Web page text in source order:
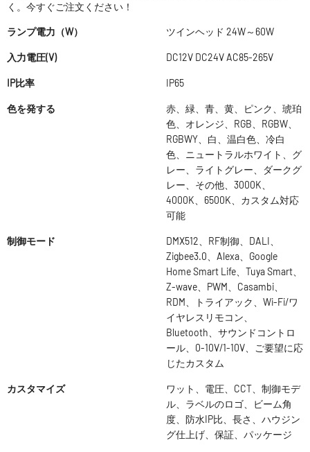
く。今すぐご注文ください！
ランプ電力（W） ツインヘッド 24W～60W
入力電圧(V) DC12V DC24V AC85-265V
IP比率 IP65
色を発する
赤、緑、青、黄、ピンク、琥珀
色、オレンジ、RGB、RGBW、
RGBWY、白、温白色、冷白
色、ニュートラルホワイト、グ
レー、ライトグレー、ダークグ
レー、その他、3000K、
4000K、6500K、カスタム対応
可能
制御モード
DMX512、RF制御、DALI、
Zigbee3.0、Alexa、Google
Home Smart Life、Tuya Smart、
Z-wave、PWM、Casambi、
RDM、トライアック、Wi-Fi/ワ
イヤレスリモコン、
Bluetooth、サウンドコントロ
ール、0-10V/1-10V、ご要望に応
じたカスタム
カスタマイズ
ワット、電圧、CCT、制御モデ
ル、ラベルのロゴ、ビーム角
度、防水IP比、長さ、ハウジン
グ仕上げ、保証、パッケージ